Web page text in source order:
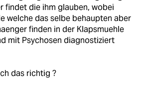
findet die ihm glauben, wobei
welche das selbe behaupten aber
finden in der Klapsmuehle
mit Psychosen diagnostiziert
das richtig ?